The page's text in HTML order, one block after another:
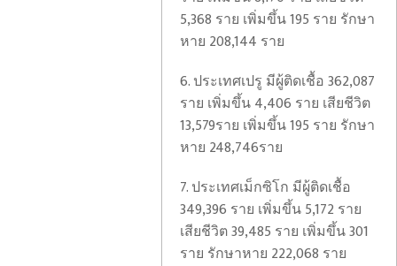
5,368 ราย เพิ่มขึ้น 195 ราย รักษา
หาย 208,144 ราย
6. ประเทศเปรู มีผู้ติดเชื้อ 362,087
ราย เพิ่มขึ้น 4,406 ราย เสียชีวิต
13,579ราย เพิ่มขึ้น 195 ราย รักษา
หาย 248,746ราย
7. ประเทศเม็กซิโก มีผู้ติดเชื้อ
349,396 ราย เพิ่มขึ้น 5,172 ราย
เสียชีวิต 39,485 ราย เพิ่มขึ้น 301
ราย รักษาหาย 222,068 ราย